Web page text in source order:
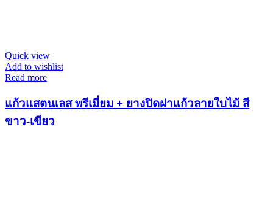
Quick view
Add to wishlist
Read more
แก้วแสตนเลส พรีเมี่ยม + ยางปิดฝาแก้วลายใบไม้ สี
ขาว-เขียว